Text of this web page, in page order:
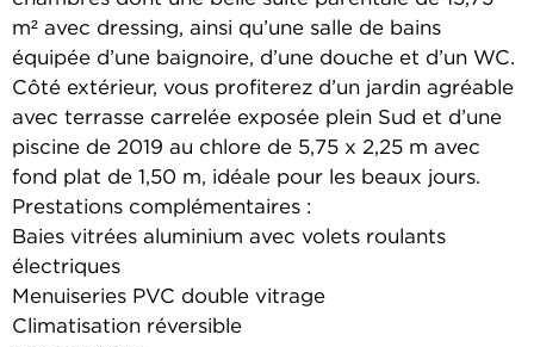
m² avec dressing, ainsi qu’une salle de bains
équipée d’une baignoire, d’une douche et d’un WC.
Côté extérieur, vous profiterez d’un jardin agréable
avec terrasse carrelée exposée plein Sud et d’une
piscine de 2019 au chlore de 5,75 x 2,25 m avec
fond plat de 1,50 m, idéale pour les beaux jours.
Prestations complémentaires :
Baies vitrées aluminium avec volets roulants
électriques
Menuiseries PVC double vitrage
Climatisation réversible